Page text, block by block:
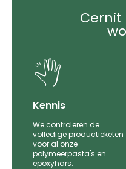
Cernit
Kennis
We controleren de
volledige productieketen
voor al onze
polymeerpasta's en
epoxyhars.